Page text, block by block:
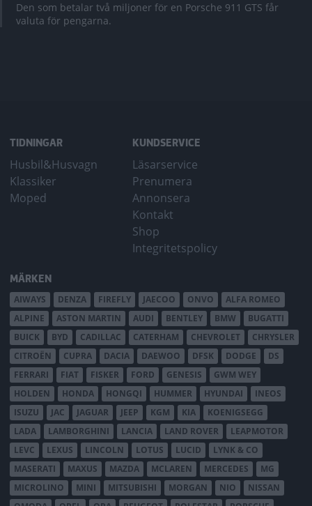
Den som betalar två miljoner för en Porsche 911 GTS får
valuta för pengarna.
TIDNINGAR
Husbil&Husvagn
Klassiker
Moped
KUNDSERVICE
Läsarservice
Prenumera
Annonsera
Kontakt
Shop
Integritetspolicy
MÄRKEN
AIWAYS DENZA FIREFLY JAECOO ONVO
ALFA ROMEO
ALPINE
ASTON MARTIN AUDI BENTLEY BMW
BUGATTI
BUICK
BYD CADILLAC CATERHAM CHEVROLET
CHRYSLER
CITROËN
CUPRA DACIA DAEWOO DFSK DODGE
DS
FERRARI
FIAT FISKER FORD GENESIS
GWM WEY
HOLDEN
HONDA HONGQI HUMMER HYUNDAI
INEOS
ISUZU
JAC JAGUAR JEEP KGM KIA
KOENIGSEGG
LADA
LAMBORGHINI LANCIA LAND ROVER
LEAPMOTOR
LEVC
LEXUS LINCOLN LOTUS LUCID
LYNK & CO
MASERATI
MAXUS MAZDA MCLAREN MERCEDES
MG
MICROLINO
MINI MITSUBISHI MORGAN NIO
NISSAN